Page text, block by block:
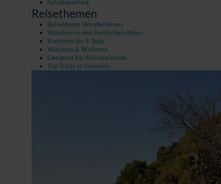
Salzalpensteig
Reisethemen
Beliebteste Wanderreisen
Wandern in den Deutschen Alpen
Kurztrips bis 5 Tage
Wandern & Wellness
Geeignet für Alleinreisende
Top Trails of Germany